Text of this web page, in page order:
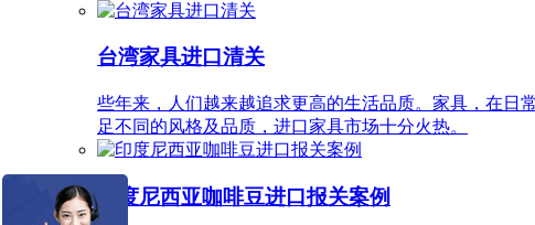
台湾家具进口清关
些年来，人们越来越追求更高的生活品质。家具，在日
足不同的风格及品质，进口家具市场十分火热。
印度尼西亚咖啡豆进口报关案例